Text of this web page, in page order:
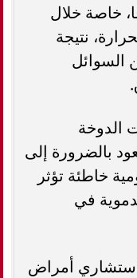
خاصة خلال
نتيجة
السوائل
الدوخة
بالضرورة إلى
خاطئة تؤثر
في
أمراض